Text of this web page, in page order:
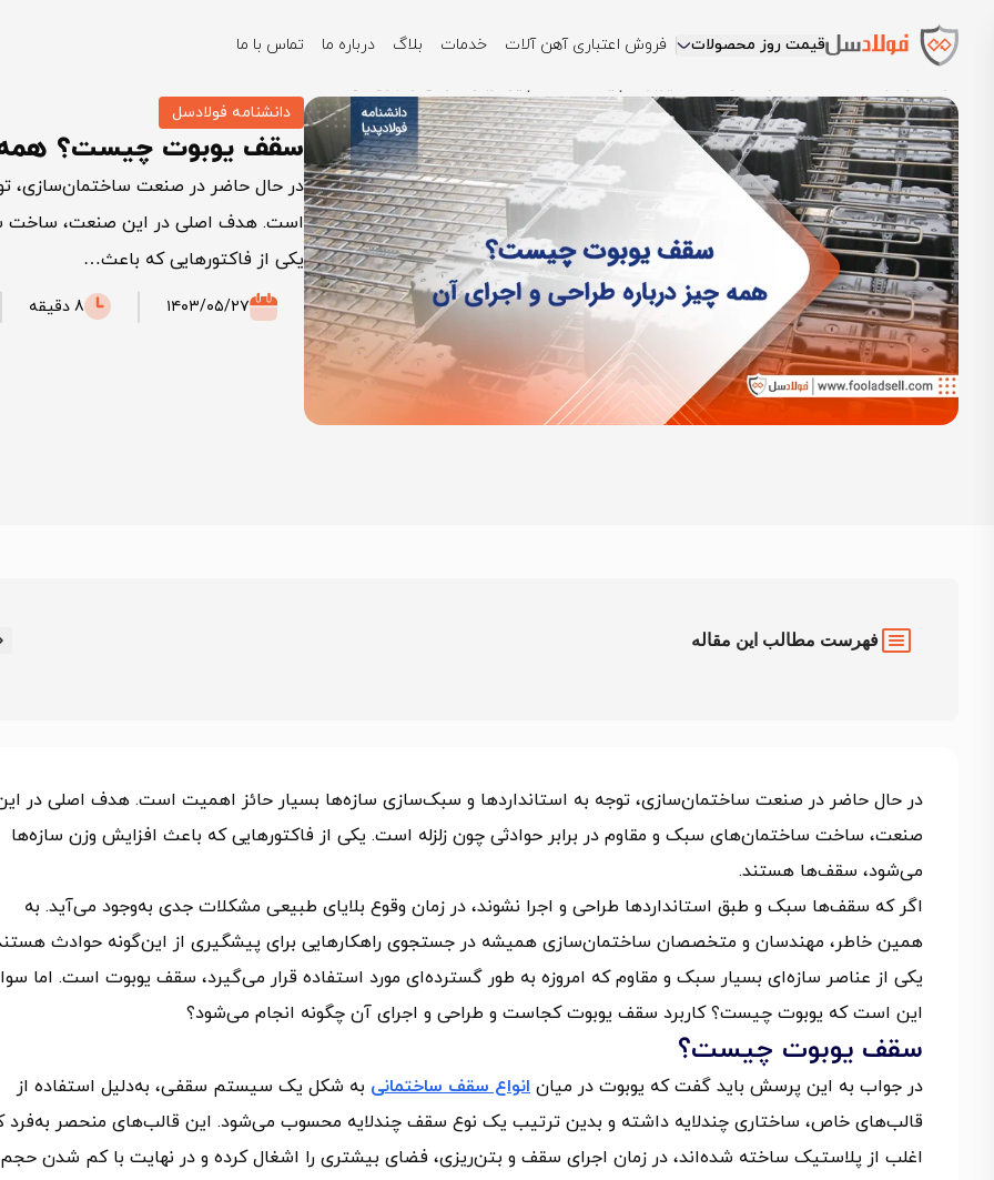
قیمت روز محصولات فروش اعتباری آهن آلات خدمات بلاگ درباره ما
تماس با ما
دانشنامه فولادسل
سقف یوبوت چیست؟ همه
در حال حاضر در صنعت ساختمان‌سازی،
است. هدف اصلی در این صنعت، ساخت
یکی از فاکتورهایی که باعث…
۱۴۰۳/۰۵/۲۷ 8 دقیقه
فهرست مطالب این مقاله
در حال حاضر در صنعت ساختمان‌سازی، توجه به استانداردها و سبک‌سازی سازه‌ها بسیار حائز اهمیت است. هدف اصلی در
صنعت، ساخت ساختمان‌های سبک و مقاوم در برابر حوادثی چون زلزله است. یکی از فاکتورهایی که باعث افزایش وزن سازه‌ها
می‌شود، سقف‌ها هستند.
اگر که سقف‌ها سبک و طبق استانداردها طراحی و اجرا نشوند، در زمان وقوع بلایای طبیعی مشکلات جدی به‌وجود می‌آید. به
همین خاطر، مهندسان و متخصصان ساختمان‌سازی همیشه در جستجوی راهکارهایی برای پیشگیری از این‌گونه حوادث
یکی از عناصر سازه‌ای بسیار سبک و مقاوم که امروزه به طور گسترده‌ای مورد استفاده قرار می‌گیرد، سقف یوبوت است. اما
این است که یوبوت چیست؟ کاربرد سقف یوبوت کجاست و طراحی و اجرای آن چگونه انجام می‌شود؟
سقف یوبوت چیست؟
در جواب به این پرسش باید گفت که یوبوت در میان انواع سقف ساختمانی به شکل یک سیستم سقفی، به‌دلیل استفاده از
قالب‌های خاص، ساختاری چندلایه داشته و بدین ترتیب یک نوع سقف چندلایه محسوب می‌شود. این قالب‌های منحصر به‌فرد
اغلب از پلاستیک ساخته شده‌اند، در زمان اجرای سقف و بتن‌ریزی، فضای بیشتری را اشغال کرده و در نهایت با کم شدن حجم